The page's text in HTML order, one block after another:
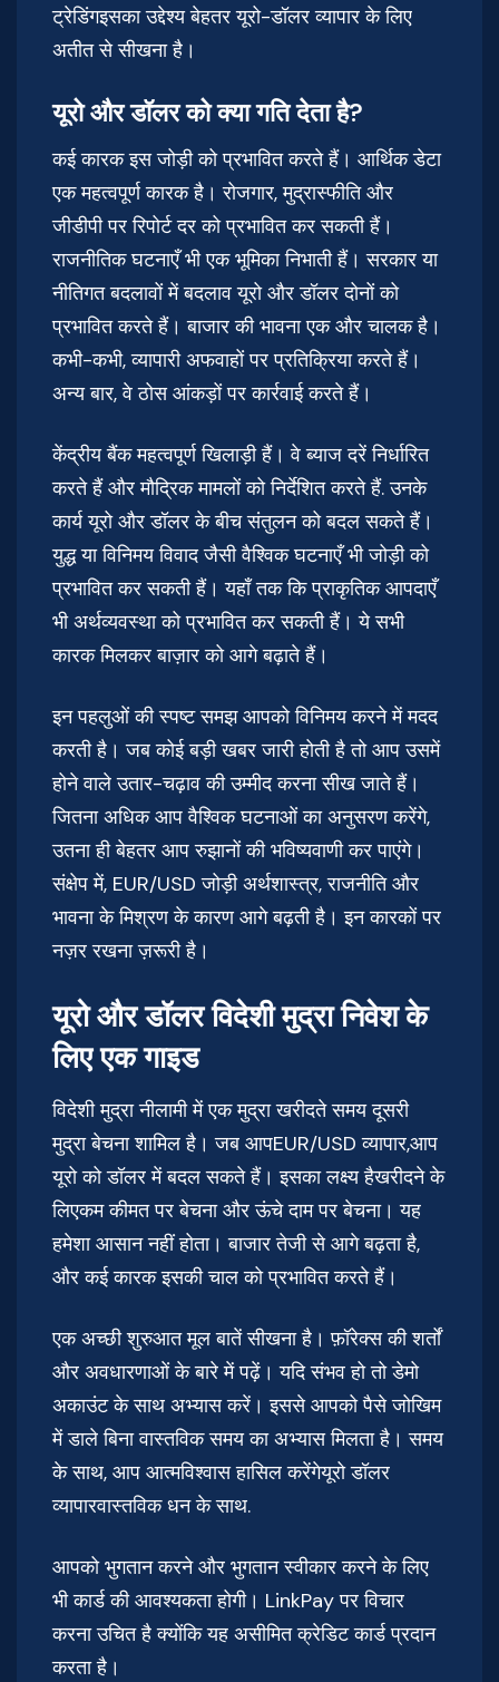
ट्रेडिंगइसका उद्देश्य बेहतर यूरो-डॉलर व्यापार के लिए
अतीत से सीखना है।
यूरो और डॉलर को क्या गति देता है?
कई कारक इस जोड़ी को प्रभावित करते हैं। आर्थिक डेटा
एक महत्वपूर्ण कारक है। रोजगार, मुद्रास्फीति और
जीडीपी पर रिपोर्ट दर को प्रभावित कर सकती हैं।
राजनीतिक घटनाएँ भी एक भूमिका निभाती हैं। सरकार या
नीतिगत बदलावों में बदलाव यूरो और डॉलर दोनों को
प्रभावित करते हैं। बाजार की भावना एक और चालक है।
कभी-कभी, व्यापारी अफवाहों पर प्रतिक्रिया करते हैं।
अन्य बार, वे ठोस आंकड़ों पर कार्रवाई करते हैं।
केंद्रीय बैंक महत्वपूर्ण खिलाड़ी हैं। वे ब्याज दरें निर्धारित
करते हैं और मौद्रिक मामलों को निर्देशित करते हैं. उनके
कार्य यूरो और डॉलर के बीच संतुलन को बदल सकते हैं।
युद्ध या विनिमय विवाद जैसी वैश्विक घटनाएँ भी जोड़ी को
प्रभावित कर सकती हैं। यहाँ तक कि प्राकृतिक आपदाएँ
भी अर्थव्यवस्था को प्रभावित कर सकती हैं। ये सभी
कारक मिलकर बाज़ार को आगे बढ़ाते हैं।
इन पहलुओं की स्पष्ट समझ आपको विनिमय करने में मदद
करती है। जब कोई बड़ी खबर जारी होती है तो आप उसमें
होने वाले उतार-चढ़ाव की उम्मीद करना सीख जाते हैं।
जितना अधिक आप वैश्विक घटनाओं का अनुसरण करेंगे,
उतना ही बेहतर आप रुझानों की भविष्यवाणी कर पाएंगे।
संक्षेप में, EUR/USD जोड़ी अर्थशास्त्र, राजनीति और
भावना के मिश्रण के कारण आगे बढ़ती है। इन कारकों पर
नज़र रखना ज़रूरी है।
यूरो और डॉलर विदेशी मुद्रा निवेश के
लिए एक गाइड
विदेशी मुद्रा नीलामी में एक मुद्रा खरीदते समय दूसरी
मुद्रा बेचना शामिल है। जब आपEUR/USD व्यापार,आप
यूरो को डॉलर में बदल सकते हैं। इसका लक्ष्य हैखरीदने के
लिएकम कीमत पर बेचना और ऊंचे दाम पर बेचना। यह
हमेशा आसान नहीं होता। बाजार तेजी से आगे बढ़ता है,
और कई कारक इसकी चाल को प्रभावित करते हैं।
एक अच्छी शुरुआत मूल बातें सीखना है। फ़ॉरेक्स की शर्तों
और अवधारणाओं के बारे में पढ़ें। यदि संभव हो तो डेमो
अकाउंट के साथ अभ्यास करें। इससे आपको पैसे जोखिम
में डाले बिना वास्तविक समय का अभ्यास मिलता है। समय
के साथ, आप आत्मविश्वास हासिल करेंगेयूरो डॉलर
व्यापारवास्तविक धन के साथ.
आपको भुगतान करने और भुगतान स्वीकार करने के लिए
भी कार्ड की आवश्यकता होगी। LinkPay पर विचार
करना उचित है क्योंकि यह असीमित क्रेडिट कार्ड प्रदान
करता है।